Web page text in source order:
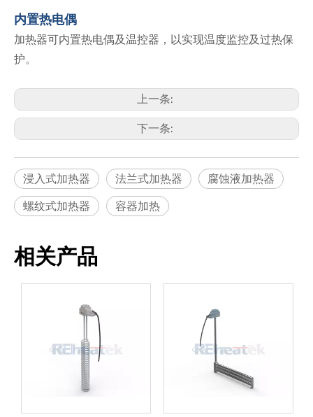
内置热电偶
加热器可内置热电偶及温控器，以实现温度监控及过热保
护。
上一条:
下一条:
浸入式加热器 法兰式加热器 腐蚀液加热器
螺纹式加热器 容器加热
相关产品